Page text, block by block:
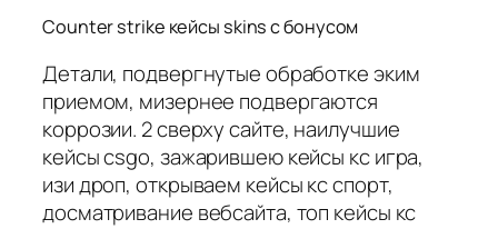
Counter strike кейсы skins с бонусом
Детали, подвергнутые обработке эким
приемом, мизернее подвергаются
коррозии. 2 сверху сайте, наилучшие
кейсы csgo, зажарившею кейсы кс игра,
изи дроп, открываем кейсы кс спорт,
досматривание вебсайта, топ кейсы кс